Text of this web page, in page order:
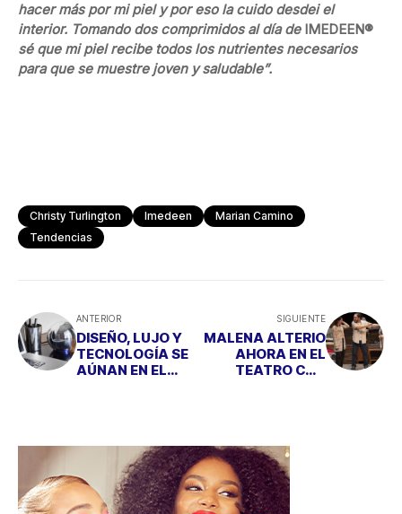
hacer más por mi piel y por eso la cuido desdei el
interior. Tomando dos comprimidos al día de IMEDEEN®
sé que mi piel recibe todos los nutrientes necesarios
para que se muestre joven y saludable”.
Christy Turlington Imedeen
Marian Camino
Tendencias
ANTERIOR
DISEÑO, LUJO Y
TECNOLOGÍA SE
AÚNAN EN EL
SIGUIENTE
MALENA ALTERIO
AHORA EN EL
TEATRO CON